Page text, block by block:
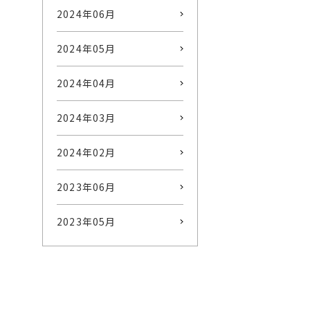
2024年06月
2024年05月
2024年04月
2024年03月
2024年02月
2023年06月
2023年05月